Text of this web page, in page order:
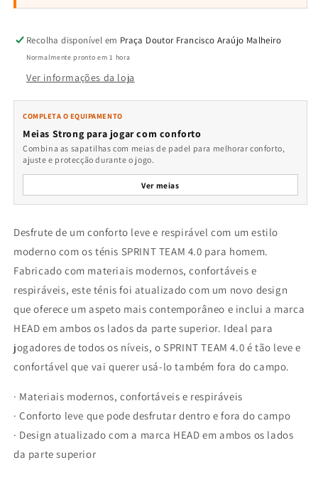
Recolha disponível em Praça Doutor Francisco Araújo Malheiro
Normalmente pronto em 1 hora
Ver informações da loja
COMPLETA O EQUIPAMENTO
Meias Strong para jogar com conforto
Combina as sapatilhas com meias de padel para melhorar conforto,
ajuste e protecção durante o jogo.
Ver meias
Desfrute de um conforto leve e respirável com um estilo
moderno com os ténis SPRINT TEAM 4.0 para homem.
Fabricado com materiais modernos, confortáveis e
respiráveis, este ténis foi atualizado com um novo design
que oferece um aspeto mais contemporâneo e inclui a marca
HEAD em ambos os lados da parte superior. Ideal para
jogadores de todos os níveis, o SPRINT TEAM 4.0 é tão leve e
confortável que vai querer usá-lo também fora do campo.
· Materiais modernos, confortáveis e respiráveis
· Conforto leve que pode desfrutar dentro e fora do campo
· Design atualizado com a marca HEAD em ambos os lados
da parte superior